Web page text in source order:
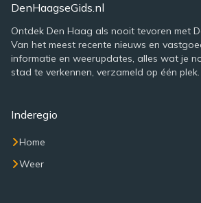
DenHaagseGids.nl
Ontdek Den Haag als nooit tevoren met
Van het meest recente nieuws en
informatie en weerupdates, alles wat je
stad te verkennen, verzameld op één plek.
Inderegio
Home
Weer